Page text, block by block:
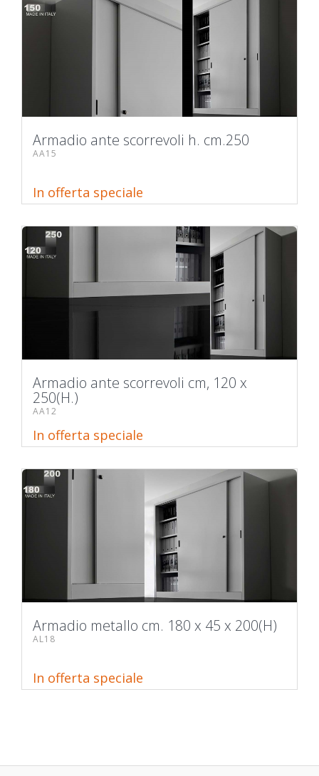
Armadio ante scorrevoli h. cm.250
AA15
In offerta speciale
Armadio ante scorrevoli cm, 120 x
250(H.)
AA12
In offerta speciale
Armadio metallo cm. 180 x 45 x 200(H)
AL18
In offerta speciale